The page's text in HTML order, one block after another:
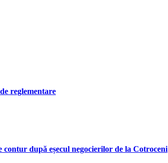
reglementare
după eșecul negocierilor de la Cotroceni